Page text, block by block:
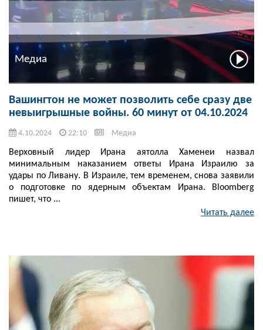
Медиа
Вашингтон не может позволить себе сразу две
невыигрышные войны. 60 минут от 04.10.2024
4.10.2024 22:10 Медиа
Верховный лидер Ирана аятолла Хаменеи назвал
минимальным наказанием ответы Ирана Израилю за
удары по Ливану. В Израиле, тем временем, снова заявили
о подготовке по ядерным объектам Ирана. Bloomberg
пишет, что ...
Читать далее